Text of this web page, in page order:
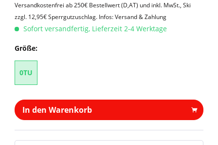
Versandkostenfrei ab 250€ Bestellwert (D,AT) und inkl. MwSt., Ski
zzgl. 12,95€ Sperrgutzuschlag. Infos: Versand & Zahlung
Sofort versandfertig, Lieferzeit 2-4 Werktage
Größe:
0TU
In den Warenkorb